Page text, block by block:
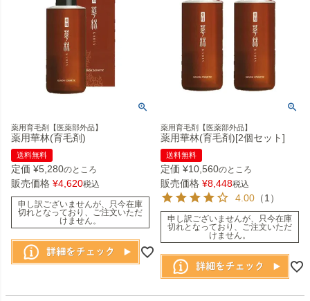
薬用育毛剤【医薬部外品】
薬用華林(育毛剤)
送料無料
定価 ¥5,280のところ
販売価格 ¥4,620税込
申し訳ございませんが、只今在庫
切れとなっており、ご注文いただ
けません。
薬用育毛剤【医薬部外品】
薬用華林(育毛剤)[2個セット]
送料無料
定価 ¥10,560のところ
販売価格 ¥8,448税込
4.00 （1）
申し訳ございませんが、只今在庫
切れとなっており、ご注文いただ
けません。